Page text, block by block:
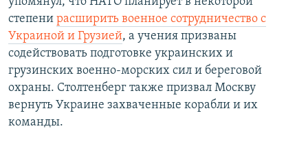
степени расширить военное сотрудничество с
Украиной и Грузией, а учения призваны
содействовать подготовке украинских и
грузинских военно-морских сил и береговой
охраны. Столтенберг также призвал Москву
вернуть Украине захваченные корабли и их
команды.